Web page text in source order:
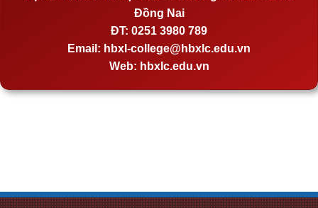
Đồng Nai
ĐT: 0251 3980 789
Email: hbxl-college@hbxlc.edu.vn
Web: hbxlc.edu.vn